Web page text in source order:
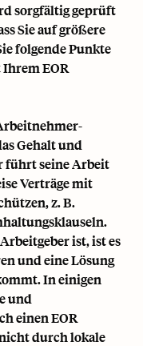
sorgfältig geprüft
Sie auf größere
folgende Punkte
EOR
Gehalt und
führt seine Arbeit
Verträge mit
z. B.
ist, ist es
und eine Lösung
In einigen
und
einen EOR
durch lokale